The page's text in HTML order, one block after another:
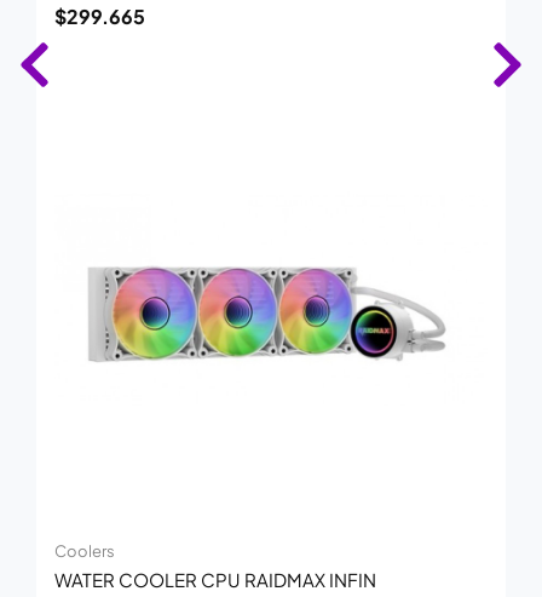
$299.665
Coolers
WATER COOLER CPU RAIDMAX INFIN